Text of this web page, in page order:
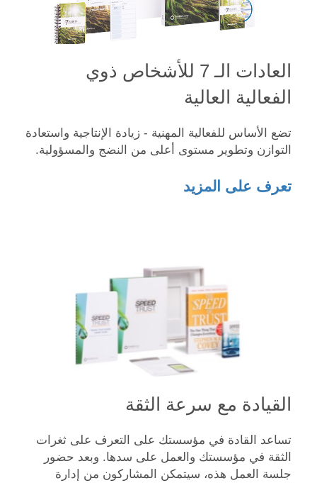
العادات الـ 7 للأشخاص ذوي
الفعالية العالية
تضع الأساس للفعالية المهنية - زيادة الإنتاجية واستعادة
التوازن وتطوير مستوى أعلى من النضج والمسؤولية.
تعرف على المزيد
القيادة مع سرعة الثقة
تساعد القادة في مؤسستك على التعرف على ثغرات
الثقة في مؤسستك والعمل على سدها. وبعد حضور
جلسة العمل هذه، سيتمكن المشاركون من إدارة